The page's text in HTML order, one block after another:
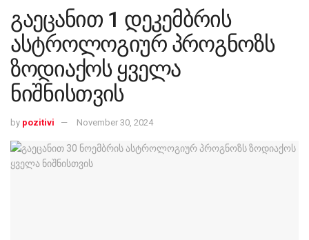
გაეცანით 1 დეკემბრის
ასტროლოგიურ პროგნოზს
ზოდიაქოს ყველა
ნიშნისთვის
by pozitivi November 30, 2024